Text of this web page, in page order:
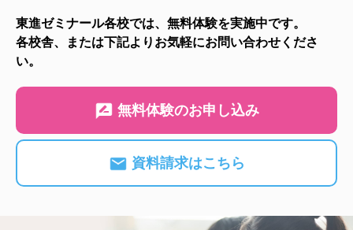
東進ゼミナール各校では、無料体験を実施中です。
各校舎、または下記よりお気軽にお問い合わせくださ
い。
無料体験のお申し込み
資料請求はこちら